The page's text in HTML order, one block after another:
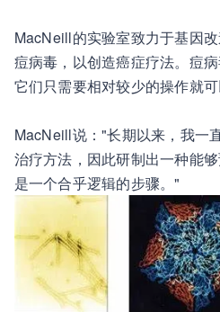
MacNeill的实验室致力于基因
痘病毒，以创造癌症疗法。痘
它们只需要相对较少的操作就可
MacNeill说："长期以来，我一
治疗方法，因此研制出一种能
是一个合乎逻辑的步骤。"